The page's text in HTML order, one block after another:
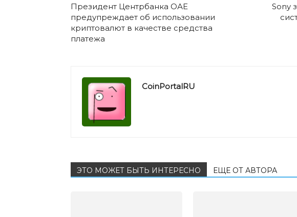
Президент Центрбанка ОАЕ
предупреждает об использовании
криптовалют в качестве средства
платежа
Sony
CoinPortalRU
ЭТО МОЖЕТ БЫТЬ ИНТЕРЕСНО ЕЩЕ ОТ АВТОРА